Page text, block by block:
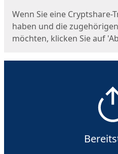
Wenn Sie eine Cryptshare-
haben und die
möchten, klicken Sie auf